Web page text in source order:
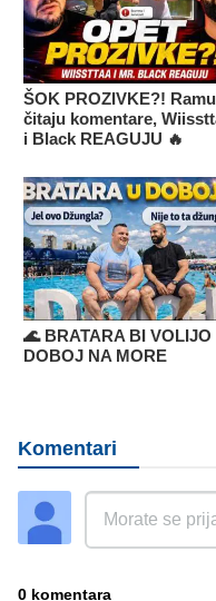
ŠOK PROZIVKE?!
čitaju komentare,
i Black REAGUJU 🔥
🌊 BRATARA BI VOLIJO
DOBOJ NA MORE
Komentari
0 komentara